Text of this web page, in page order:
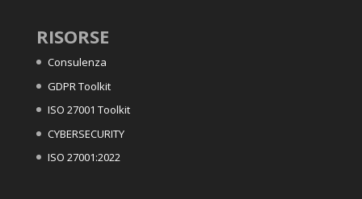
RISORSE
Consulenza
GDPR Toolkit
ISO 27001 Toolkit
CYBERSECURITY
ISO 27001:2022